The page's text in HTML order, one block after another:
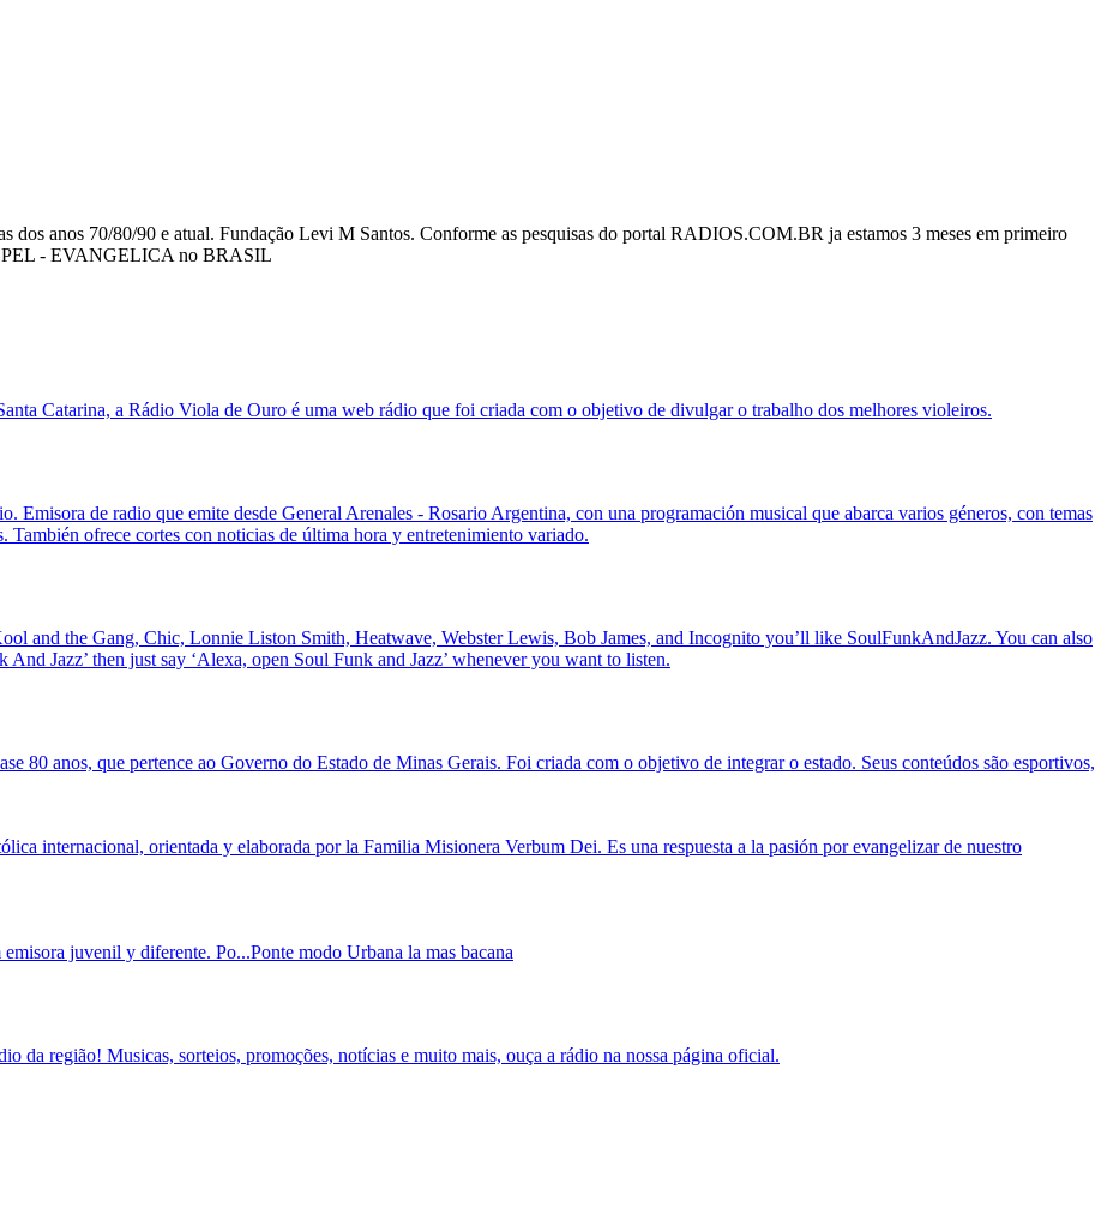
dos anos 70/80/90 e atual. Fundação Levi M Santos. Conforme as pesquisas do portal RADIOS.COM.BR ja estamos 3 meses em primeiro
- EVANGELICA no BRASIL
Catarina, a Rádio Viola de Ouro é uma web rádio que foi criada com o objetivo de divulgar o trabalho dos melhores violeiros.
Emisora de radio que emite desde General Arenales - Rosario Argentina, con una programación musical que abarca varios géneros, con temas
También ofrece cortes con noticias de última hora y entretenimiento variado.
and the Gang, Chic, Lonnie Liston Smith, Heatwave, Webster Lewis, Bob James, and Incognito you’ll like SoulFunkAndJazz. You can also
Jazz’ then just say ‘Alexa, open Soul Funk and Jazz’ whenever you want to listen.
80 anos, que pertence ao Governo do Estado de Minas Gerais. Foi criada com o objetivo de integrar o estado. Seus conteúdos são esportivos,
internacional, orientada y elaborada por la Familia Misionera Verbum Dei. Es una respuesta a la pasión por evangelizar de nuestro
juvenil y diferente. Po...Ponte modo Urbana la mas bacana
da região! Musicas, sorteios, promoções, notícias e muito mais, ouça a rádio na nossa página oficial.